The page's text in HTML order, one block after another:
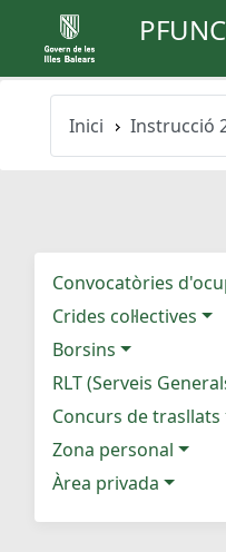
Inici Instrucció
Convocatòries
Crides col·lectives
Borsins
RLT (Serveis
Concurs de trasllats
Zona personal
Àrea privada